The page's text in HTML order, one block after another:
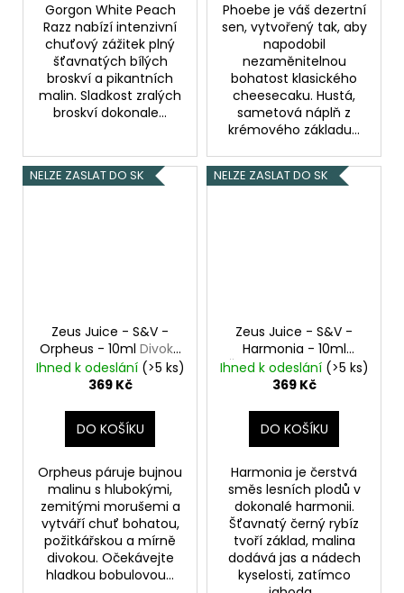
Gorgon White Peach
Razz nabízí intenzivní
chuťový zážitek plný
šťavnatých bílých
broskví a pikantních
malin. Sladkost zralých
broskví dokonale...
Phoebe je váš dezertní
sen, vytvořený tak, aby
napodobil
nezaměnitelnou
bohatost klasického
cheesecaku. Hustá,
sametová náplň z
krémového základu...
NELZE ZASLAT DO SK
Zeus Juice - S&V -
Orpheus - 10ml Divoké
maliny s moruší
Ihned k odeslání (>5 ks)
369 Kč
DO KOŠÍKU
Orpheus páruje bujnou
malinu s hlubokými,
zemitými morušemi a
vytváří chuť bohatou,
požitkářskou a mírně
divokou. Očekávejte
hladkou bobulovou...
NELZE ZASLAT DO SK
Zeus Juice - S&V -
Harmonia - 10ml
Černý rybíz s malinou
a jahodami
Ihned k odeslání (>5 ks)
369 Kč
DO KOŠÍKU
Harmonia je čerstvá
směs lesních plodů v
dokonalé harmonii.
Šťavnatý černý rybíz
tvoří základ, malina
dodává jas a nádech
kyselosti, zatímco